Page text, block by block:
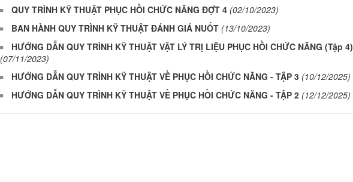
QUY TRÌNH KỸ THUẬT PHỤC HỒI CHỨC NĂNG ĐỢT 4 (02/10/2023)
BAN HÀNH QUY TRÌNH KỸ THUẬT ĐÁNH GIÁ NUỐT (13/10/2023)
HƯỚNG DẪN QUY TRÌNH KỸ THUẬT VẬT LÝ TRỊ LIỆU PHỤC HỒI CHỨC NĂNG (Tập 4)
(07/11/2023)
HƯỚNG DẪN QUY TRÌNH KỸ THUẬT VỀ PHỤC HỒI CHỨC NĂNG - TẬP 3 (10/12/2025)
HƯỚNG DẪN QUY TRÌNH KỸ THUẬT VỀ PHỤC HỒI CHỨC NĂNG - TẬP 2 (12/12/2025)